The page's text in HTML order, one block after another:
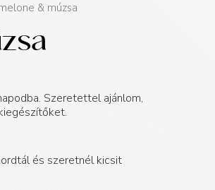
& múzsa
Szeretettel ajánlom,
és szeretnél kicsit